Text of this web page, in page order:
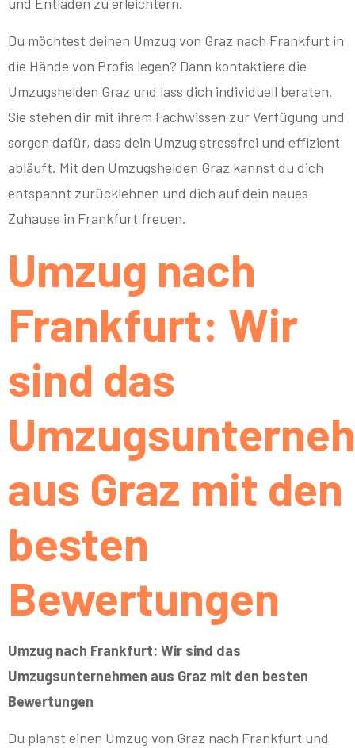
Du möchtest deinen Umzug von Graz nach Frankfurt in
die Hände von Profis legen? Dann kontaktiere die
Umzugshelden Graz und lass dich individuell beraten.
Sie stehen dir mit ihrem Fachwissen zur Verfügung und
sorgen dafür, dass dein Umzug stressfrei und effizient
abläuft. Mit den Umzugshelden Graz kannst du dich
entspannt zurücklehnen und dich auf dein neues
Zuhause in Frankfurt freuen.
Umzug nach
Frankfurt: Wir
sind das
aus Graz mit den
besten
Bewertungen
Umzug nach Frankfurt: Wir sind das
Umzugsunternehmen aus Graz mit den besten
Bewertungen
Du planst einen Umzug von Graz nach Frankfurt und